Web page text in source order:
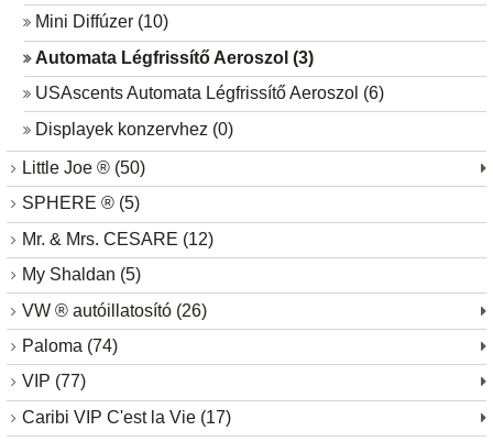
Mini Diffúzer (10)
Automata Légfrissítő Aeroszol (3)
USAscents Automata Légfrissítő Aeroszol (6)
Displayek konzervhez (0)
Little Joe ® (50)
SPHERE ® (5)
Mr. & Mrs. CESARE (12)
My Shaldan (5)
VW ® autóillatosító (26)
Paloma (74)
VIP (77)
Caribi VIP C'est la Vie (17)